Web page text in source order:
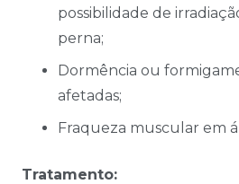
possibilidade de
perna;
Dormência ou
afetadas;
Fraqueza muscular em
Tratamento: